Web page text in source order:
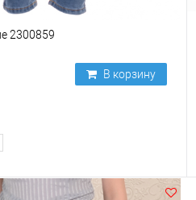
2300859
В корзину